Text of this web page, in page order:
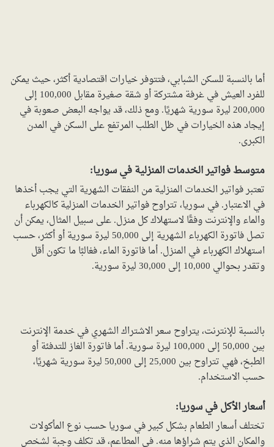
أما بالنسبة للسكن الشبابي، فتتوفر خيارات اقتصادية أكثر، حيث يمكن
للفرد العيش في غرفة مشتركة أو شقة صغيرة مقابل 100,000 إلى
200,000 ليرة سورية شهريًا. ومع ذلك، قد يواجه البعض صعوبة في
إيجاد هذه الخيارات في ظل الطلب المرتفع على السكن في المدن
الكبرى.
متوسط فواتير الخدمات المنزلية في سوريا:
تعتبر فواتير الخدمات المنزلية من النفقات الشهرية التي يجب أخذها
في الاعتبار. في سوريا، تتراوح فواتير الخدمات المنزلية كالكهرباء
والماء والإنترنت وفقًا لاستهلاك كل منزل. على سبيل المثال، يمكن أن
تصل فاتورة الكهرباء الشهرية إلى 50,000 ليرة سورية أو أكثر، حسب
استهلاك الكهرباء في المنزل. أما فاتورة الماء، فغالبًا ما تكون أقل
وتقدر بحوالي 10,000 إلى 30,000 ليرة سورية.
بالنسبة للإنترنت، يتراوح سعر الاشتراك الشهري في خدمة الإنترنت
بين 50,000 إلى 100,000 ليرة سورية. أما فاتورة الغاز للتدفئة أو
الطبخ، فهي تتراوح بين 25,000 إلى 50,000 ليرة سورية شهريًا،
حسب الاستخدام.
أسعار الأكل في سوريا:
تختلف أسعار الطعام بشكل كبير في سوريا حسب نوع المأكولات
والمكان الذي يتم شراؤها منه. في المطاعم، قد تكلف وجبة لشخص